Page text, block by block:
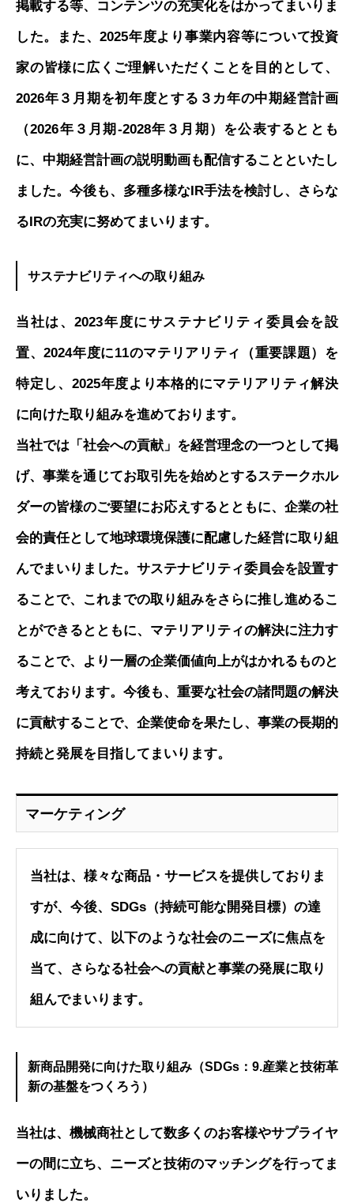
掲載する等、コンテンツの充実化をはかってまいりま
した。また、2025年度より事業内容等について投資
家の皆様に広くご理解いただくことを目的として、
2026年３月期を初年度とする３カ年の中期経営計画
（2026年３月期-2028年３月期）を公表するととも
に、中期経営計画の説明動画も配信することといたし
ました。今後も、多種多様なIR手法を検討し、さらな
るIRの充実に努めてまいります。
サステナビリティへの取り組み
当社は、2023年度にサステナビリティ委員会を設
置、2024年度に11のマテリアリティ（重要課題）を
特定し、2025年度より本格的にマテリアリティ解決
に向けた取り組みを進めております。
当社では「社会への貢献」を経営理念の一つとして掲
げ、事業を通じてお取引先を始めとするステークホル
ダーの皆様のご要望にお応えするとともに、企業の社
会的責任として地球環境保護に配慮した経営に取り組
んでまいりました。サステナビリティ委員会を設置す
ることで、これまでの取り組みをさらに推し進めるこ
とができるとともに、マテリアリティの解決に注力す
ることで、より一層の企業価値向上がはかれるものと
考えております。今後も、重要な社会の諸問題の解決
に貢献することで、企業使命を果たし、事業の長期的
持続と発展を目指してまいります。
マーケティング
当社は、様々な商品・サービスを提供しておりま
すが、今後、SDGs（持続可能な開発目標）の達
成に向けて、以下のような社会のニーズに焦点を
当て、さらなる社会への貢献と事業の発展に取り
組んでまいります。
新商品開発に向けた取り組み（SDGs：9.産業と技術革
新の基盤をつくろう）
当社は、機械商社として数多くのお客様やサプライヤ
ーの間に立ち、ニーズと技術のマッチングを行ってま
いりました。